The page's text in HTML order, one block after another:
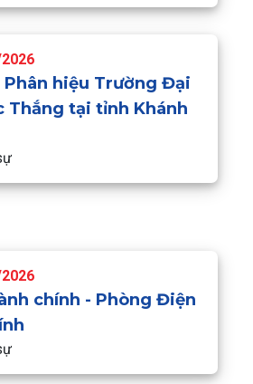
Phân hiệu Trường Đại
Thắng tại tỉnh Khánh
chính - Phòng Điện